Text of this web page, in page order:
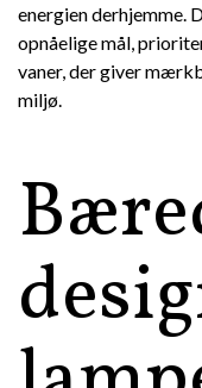
energien derhjemme.
opnåelige mål,
vaner, der giver
miljø.